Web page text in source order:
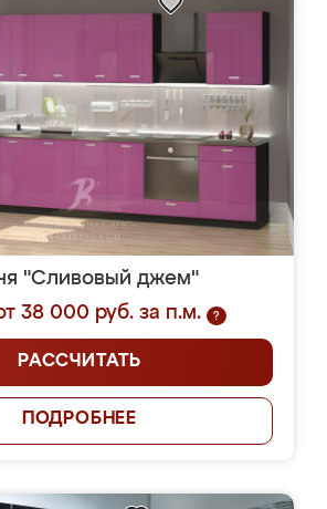
"Сливовый джем"
38 000 руб. за п.м.
?
РАССЧИТАТЬ
ПОДРОБНЕЕ